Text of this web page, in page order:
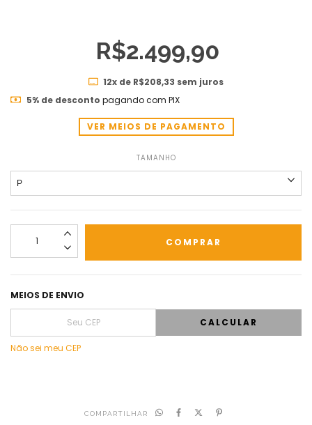
R$2.499,90
12x de R$208,33 sem juros
5% de desconto pagando com PIX
VER MEIOS DE PAGAMENTO
TAMANHO
MEIOS DE ENVIO
CALCULAR
Não sei meu CEP
COMPARTILHAR